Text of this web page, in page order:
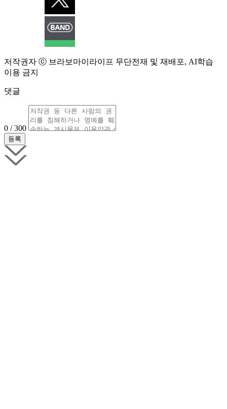
저작권자 ⓒ 브라보마이라이프 무단전재 및 재배포, AI학습
이용 금지
댓글
0 / 300